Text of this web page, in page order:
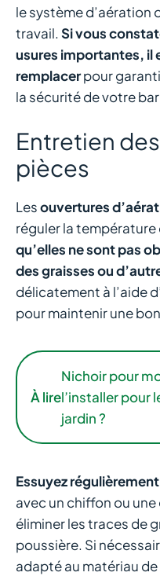
le système d’aération
travail. Si vous
usures importantes, il
remplacerpour
la sécurité de votre
Entretien
pièces
Lesouvertures
réguler la température
qu’elles ne sont pas
des graisses ou
délicatement à l’aide
pour maintenir une
À lire
Nichoir pour
l’installer pour
jardin ?
Essuyez
avec un chiffon ou
éliminer les traces de
poussière. Si
adapté au matériau